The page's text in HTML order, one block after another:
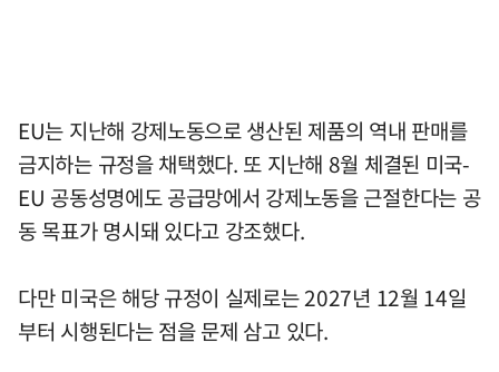
EU는 지난해 강제노동으로 생산된 제품의 역내 판매를
금지하는 규정을 채택했다. 또 지난해 8월 체결된 미국-
EU 공동성명에도 공급망에서 강제노동을 근절한다는 공
동 목표가 명시돼 있다고 강조했다.
다만 미국은 해당 규정이 실제로는 2027년 12월 14일
부터 시행된다는 점을 문제 삼고 있다.